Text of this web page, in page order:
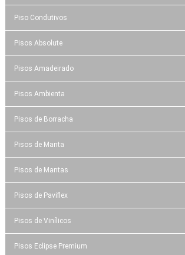
Piso Condutivos
Pisos Absolute
Pisos Amadeirado
Pisos Ambienta
Pisos de Borracha
Pisos de Manta
Pisos de Mantas
Pisos de Paviflex
Pisos de Vinílicos
Pisos Eclipse Premium